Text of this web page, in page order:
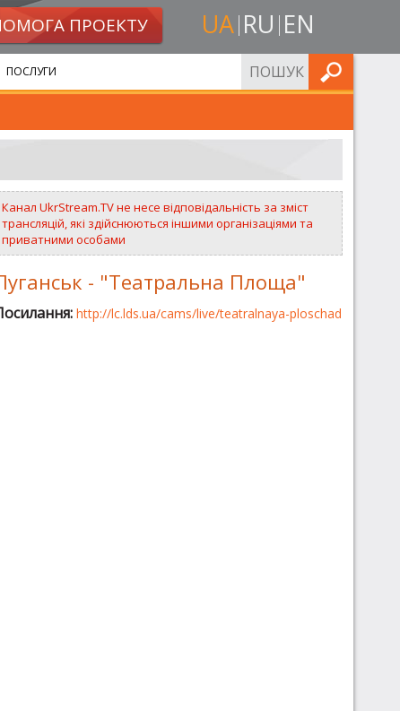
ПРОЕКТУ UA RU EN
ПОСЛУГИ ШУКАТИ
Канал UkrStream.TV не несе відповідальність за зміст
трансляцій, які здійснюються іншими організаціями та
приватними особами
- "Театральна Площа"
http://lc.lds.ua/cams/live/teatralnaya-ploschad